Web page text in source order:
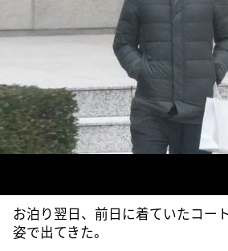
お泊り翌日、前日に着ていたコー
姿で出てきた。